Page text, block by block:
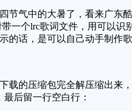
气中的大暑了，看来广东
一个lrc歌词文件，用可以识
话，是可以自己动手制作歌
的压缩包完全解压缩出来
后留一行空白行：